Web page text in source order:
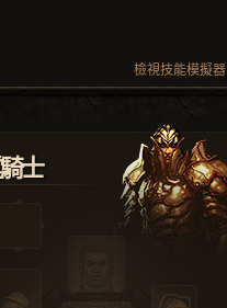
檢視技能模擬器
士